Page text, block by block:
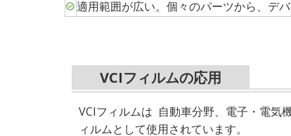
適用範囲が広い。個々のパーツから、デ
VCIフィルムの応用
VCIフィルムは
自動車分野、電子・電気
ィルムとして使用されています。